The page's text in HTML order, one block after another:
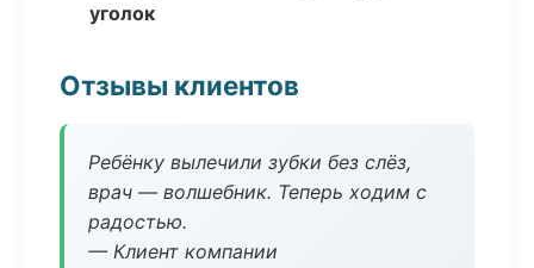
уголок
Отзывы клиентов
Ребёнку вылечили зубки без слёз,
врач — волшебник. Теперь ходим с
радостью.
— Клиент компании